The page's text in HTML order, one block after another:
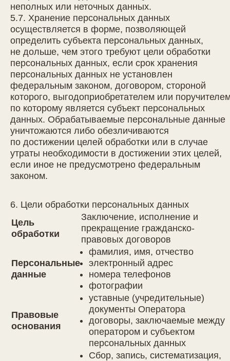
неполных или неточных данных.
5.7. Хранение персональных данных
осуществляется в форме, позволяющей
определить субъекта персональных данных,
не дольше, чем этого требуют цели обработки
персональных данных, если срок хранения
персональных данных не установлен
федеральным законом, договором, стороной
которого, выгодоприобретателем или
по которому является субъект персональных
данных. Обрабатываемые персональные данные
уничтожаются либо обезличиваются
по достижении целей обработки или в случае
утраты необходимости в достижении этих целей,
если иное не предусмотрено федеральным
законом.
6. Цели обработки персональных данных
Цель
обработки
Заключение, исполнение и
прекращение гражданско-
правовых договоров
Персональные
данные
фамилия, имя, отчество
электронный адрес
номера телефонов
фотографии
Правовые
основания
уставные (учредительные)
документы Оператора
договоры, заключаемые между
оператором и субъектом
персональных данных
Сбор, запись, систематизация,